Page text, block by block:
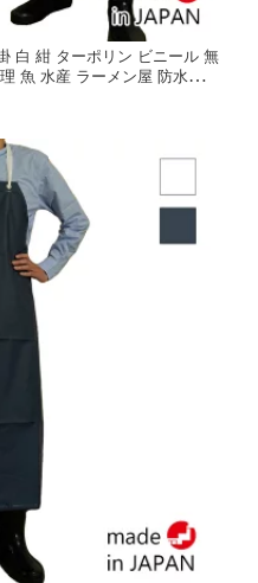
白 紺 ターポリン ビニール 無
魚 水産 ラーメン屋 防水エプ
防水前掛 フリーサイズ 日本